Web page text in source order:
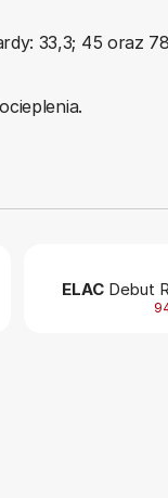
33,3; 45 oraz
ELACDebut